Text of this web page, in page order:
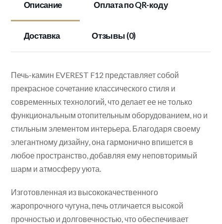
Описание Оплата по QR-коду
Доставка Отзывы (0)
Печь-камин EVEREST F12 представляет собой
прекрасное сочетание классического стиля и
современных технологий, что делает ее не только
функциональным отопительным оборудованием, но и
стильным элементом интерьера. Благодаря своему
элегантному дизайну, она гармонично впишется в
любое пространство, добавляя ему неповторимый
шарм и атмосферу уюта.
Изготовленная из высококачественного
жаропрочного чугуна, печь отличается высокой
прочностью и долговечностью, что обеспечивает